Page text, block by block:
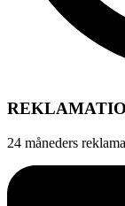
24 måneders